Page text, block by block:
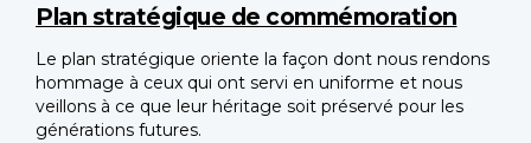
Plan stratégique de commémoration
Le plan stratégique oriente la façon dont nous rendons
hommage à ceux qui ont servi en uniforme et nous
veillons à ce que leur héritage soit préservé pour les
générations futures.